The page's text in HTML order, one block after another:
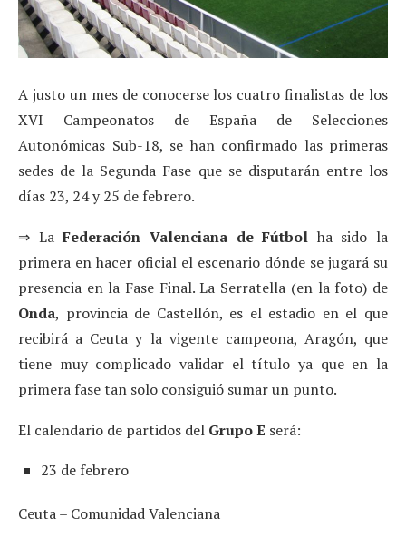
A justo un mes de conocerse los cuatro finalistas de los
XVI Campeonatos de España de Selecciones
Autonómicas Sub-18, se han confirmado las primeras
sedes de la Segunda Fase que se disputarán entre los
días 23, 24 y 25 de febrero.
⇒ LaFederación Valenciana de Fútbol ha sido la
primera en hacer oficial el escenario dónde se jugará su
presencia en la Fase Final. La Serratella (en la foto) de
Onda, provincia de Castellón, es el estadio en el que
recibirá a Ceuta y la vigente campeona, Aragón, que
tiene muy complicado validar el título ya que en la
primera fase tan solo consiguió sumar un punto.
El calendario de partidos del Grupo E será:
23 de febrero
Ceuta – Comunidad Valenciana